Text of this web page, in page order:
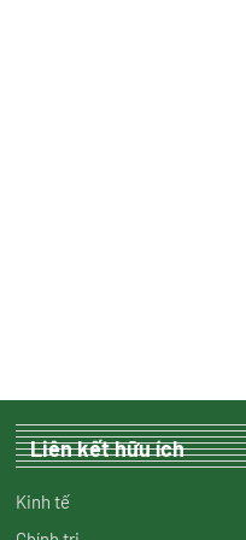
Liên kết hữu ích
Kinh tế